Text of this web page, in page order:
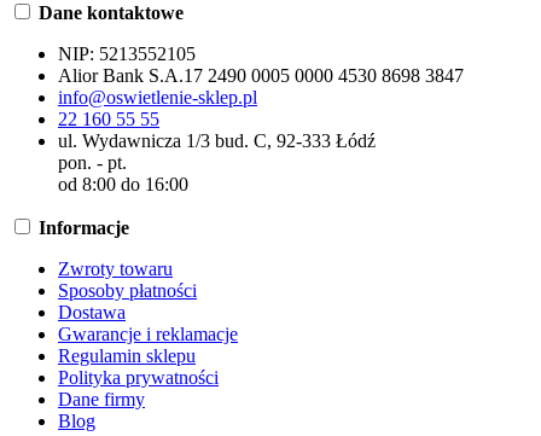
Dane kontaktowe
NIP: 5213552105
Alior Bank S.A.17 2490 0005 0000 4530 8698 3847
info@oswietlenie-sklep.pl
22 160 55 55
ul. Wydawnicza 1/3 bud. C, 92-333 Łódź
pon. - pt.
od 8:00 do 16:00
Informacje
Zwroty towaru
Sposoby płatności
Dostawa
Gwarancje i reklamacje
Regulamin sklepu
Polityka prywatności
Dane firmy
Blog